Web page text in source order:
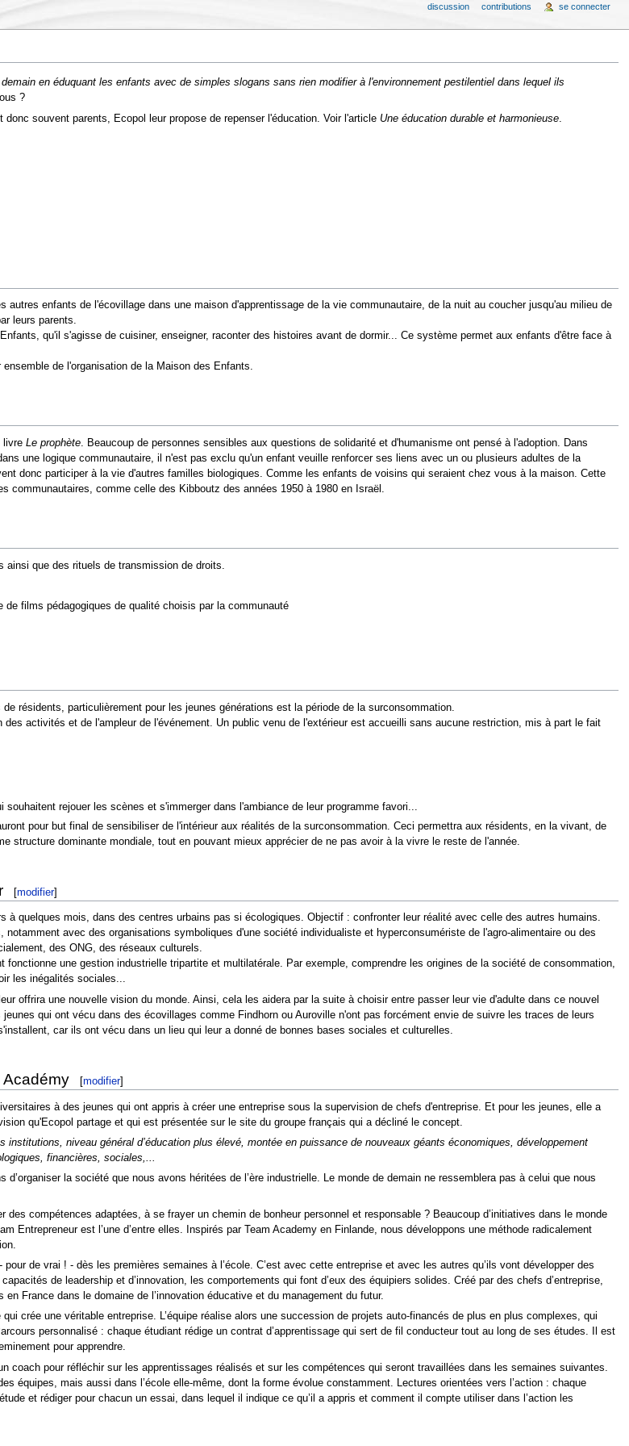
en éduquant les enfants avec de simples slogans sans rien modifier à l'environnement pestilentiel dans lequel ils
?
souvent parents, Ecopol leur propose de repenser l'éducation. Voir l'article Une éducation durable et harmonieuse.
autres enfants de l'écovillage dans une maison d'apprentissage de la vie communautaire, de la nuit au coucher jusqu'au milieu de
leurs parents.
qu'il s'agisse de cuisiner, enseigner, raconter des histoires avant de dormir... Ce système permet aux enfants d'être face à
de l'organisation de la Maison des Enfants.
livre Le prophète. Beaucoup de personnes sensibles aux questions de solidarité et d'humanisme ont pensé à l'adoption. Dans
une logique communautaire, il n'est pas exclu qu'un enfant veuille renforcer ses liens avec un ou plusieurs adultes de la
donc participer à la vie d'autres familles biologiques. Comme les enfants de voisins qui seraient chez vous à la maison. Cette
communautaires, comme celle des Kibboutz des années 1950 à 1980 en Israël.
que des rituels de transmission de droits.
films pédagogiques de qualité choisis par la communauté
résidents, particulièrement pour les jeunes générations est la période de la surconsommation.
des activités et de l'ampleur de l'événement. Un public venu de l'extérieur est accueilli sans aucune restriction, mis à part le fait
rejouer les scènes et s'immerger dans l'ambiance de leur programme favori...
pour but final de sensibiliser de l'intérieur aux réalités de la surconsommation. Ceci permettra aux résidents, en la vivant, de
structure dominante mondiale, tout en pouvant mieux apprécier de ne pas avoir à la vivre le reste de l'année.
[modifier]
à quelques mois, dans des centres urbains pas si écologiques. Objectif : confronter leur réalité avec celle des autres humains.
avec des organisations symboliques d'une société individualiste et hyperconsumériste de l'agro-alimentaire ou des
des ONG, des réseaux culturels.
une gestion industrielle tripartite et multilatérale. Par exemple, comprendre les origines de la société de consommation,
les inégalités sociales...
offrira une nouvelle vision du monde. Ainsi, cela les aidera par la suite à choisir entre passer leur vie d'adulte dans ce nouvel
qui ont vécu dans des écovillages comme Findhorn ou Auroville n'ont pas forcément envie de suivre les traces de leurs
car ils ont vécu dans un lieu qui leur a donné de bonnes bases sociales et culturelles.
Académy [modifier]
à des jeunes qui ont appris à créer une entreprise sous la supervision de chefs d'entreprise. Et pour les jeunes, elle a
qu'Ecopol partage et qui est présentée sur le site du groupe français qui a décliné le concept.
niveau général d’éducation plus élevé, montée en puissance de nouveaux géants économiques, développement
financières, sociales,...
la société que nous avons héritées de l’ère industrielle. Le monde de demain ne ressemblera pas à celui que nous
des compétences adaptées, à se frayer un chemin de bonheur personnel et responsable ? Beaucoup d’initiatives dans le monde
Entrepreneur est l’une d’entre elles. Inspirés par Team Academy en Finlande, nous développons une méthode radicalement
de vrai ! - dès les premières semaines à l’école. C’est avec cette entreprise et avec les autres qu’ils vont développer des
de leadership et d’innovation, les comportements qui font d’eux des équipiers solides. Créé par des chefs d’entreprise,
France dans le domaine de l’innovation éducative et du management du futur.
crée une véritable entreprise. L’équipe réalise alors une succession de projets auto-financés de plus en plus complexes, qui
personnalisé : chaque étudiant rédige un contrat d’apprentissage qui sert de fil conducteur tout au long de ses études. Il est
pour apprendre.
coach pour réfléchir sur les apprentissages réalisés et sur les compétences qui seront travaillées dans les semaines suivantes.
équipes, mais aussi dans l’école elle-même, dont la forme évolue constamment. Lectures orientées vers l’action : chaque
et rédiger pour chacun un essai, dans lequel il indique ce qu’il a appris et comment il compte utiliser dans l’action les
discussion contributions se connecter